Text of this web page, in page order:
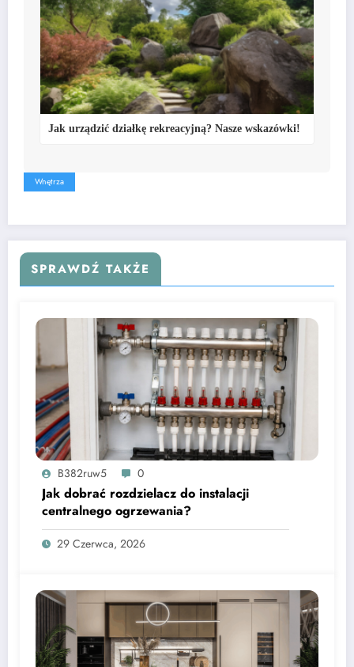
Jak urządzić działkę rekreacyjną? Nasze wskazówki!
Wnętrza
SPRAWDŹ TAKŻE
B382ruw5 0
Jak dobrać rozdzielacz do instalacji
centralnego ogrzewania?
29 Czerwca, 2026